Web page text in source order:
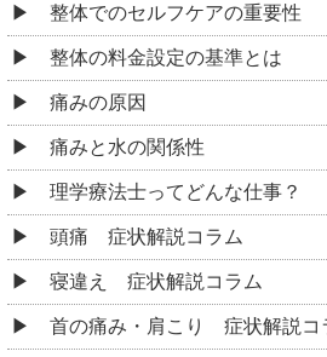
整体でのセルフケアの重要性
整体の料金設定の基準とは
痛みの原因
痛みと水の関係性
理学療法士ってどんな仕事？
頭痛 症状解説コラム
寝違え 症状解説コラム
首の痛み・肩こり 症状解説コ